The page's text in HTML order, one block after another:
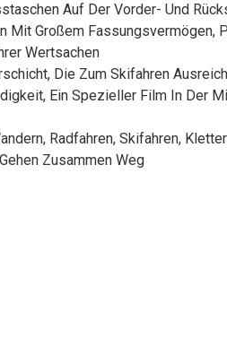
Auf Der Vorder- Und
Großem Fassungsvermögen,
Wertsachen
Die Zum Skifahren
Ein Spezieller Film In Der
Radfahren, Skifahren,
Zusammen Weg